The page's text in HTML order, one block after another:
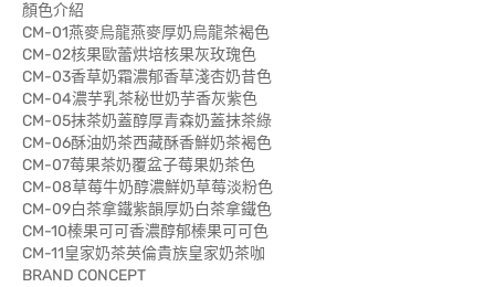
顏色介紹
CM-01燕麥烏龍燕麥厚奶烏龍茶褐色
CM-02核果歐蕾烘培核果灰玫瑰色
CM-03香草奶霜濃郁香草淺杏奶昔色
CM-04濃芋乳茶秘世奶芋香灰紫色
CM-05抹茶奶蓋醇厚青森奶蓋抹茶綠
CM-06酥油奶茶西藏酥香鮮奶茶褐色
CM-07莓果茶奶覆盆子莓果奶茶色
CM-08草莓牛奶醇濃鮮奶草莓淡粉色
CM-09白茶拿鐵紫韻厚奶白茶拿鐵色
CM-10榛果可可香濃醇郁榛果可可色
CM-11皇家奶茶英倫貴族皇家奶茶咖
BRAND CONCEPT